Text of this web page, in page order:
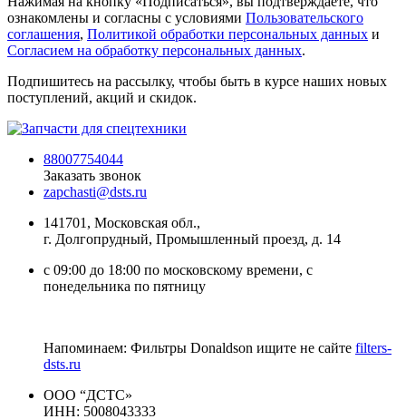
ознакомлены и согласны с условиями Пользовательского
соглашения, Политикой обработки персональных данных и
Согласием на обработку персональных данных.
Подпишитесь на рассылку, чтобы быть в курсе наших новых
поступлений, акций и скидок.
88007754044
Заказать звонок
zapchasti@dsts.ru
141701, Московская обл.,
г. Долгопрудный, Промышленный проезд, д. 14
с 09:00 до 18:00 по московскому времени, с
понедельника по пятницу
Напоминаем: Фильтры Donaldson ищите не сайте filters-
dsts.ru
ООО “ДСТС»
ИНН: 5008043333